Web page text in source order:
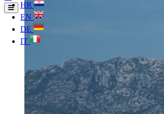
HR
EN
DE
IT